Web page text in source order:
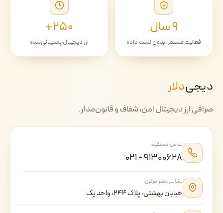
۹ سال
فعالیت مستمر، بدون نشت داده
۲۵۰+
ارز دیجیتال پشتیبانی‌شده
دیجی‌دلار
صرافی ارز دیجیتال امن، شفاف و قانون‌مدار.
تماس مستقیم
۰۲۱ - ۹۱۳۰۰۶۲۸
نشانی دفتر مرکزی
خیابان بهشتی، پلاک ۲۴۴، واحد یک